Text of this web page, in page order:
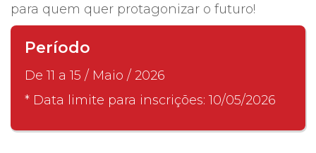
para quem quer protagonizar o futuro!
Período
De 11 a 15 / Maio / 2026
* Data limite para inscrições: 10/05/2026